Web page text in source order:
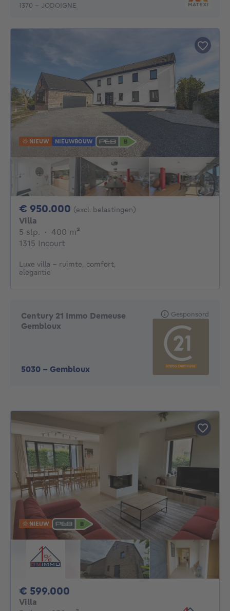
1370 - JODOIGNE
NIEUW NIEUWBOUW
€ 950.000 950000€
(excl. belastingen)
Villa
5 slp. 5 slaapkamers
· 400 m²
1315 Incourt
Luxe villa - ruimte, comfort,
elegantie
Century 21 Immo Demeuse
Gembloux
5030 - Gembloux
Gesponsord
NIEUW
€ 599.000
Villa